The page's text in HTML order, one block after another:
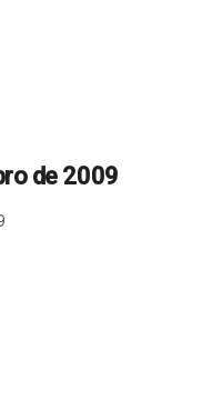
de 2009